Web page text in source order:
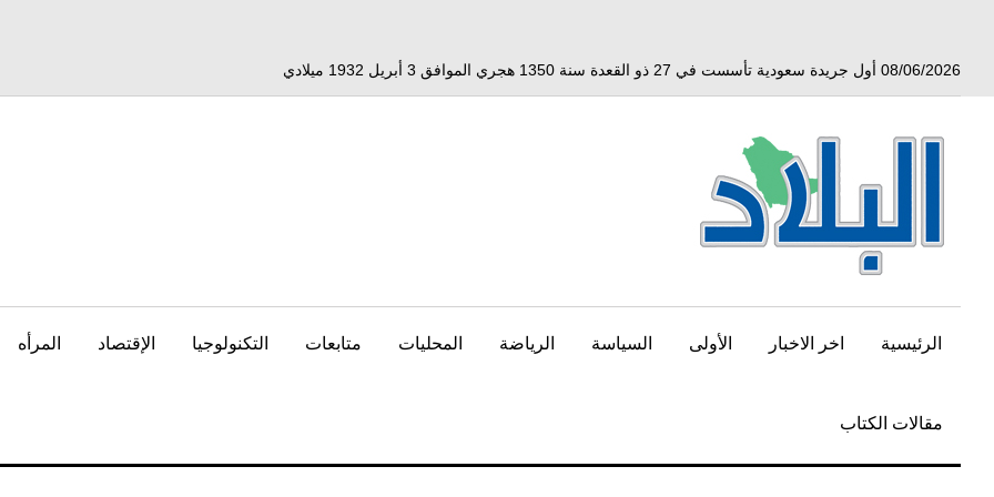
08/06/2026 أول جريدة سعودية تأسست في 27 ذو القعدة سنة 1350 هجري الموافق 3 أبريل 1932 ميلادي
الرئيسية اخر الاخبار الأولى السياسة الرياضة المحليات متابعات التكنولوجيا الإقتصاد المرأه
مقالات الكتاب